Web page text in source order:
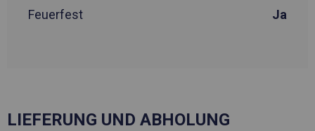
Feuerfest Ja
LIEFERUNG UND ABHOLUNG